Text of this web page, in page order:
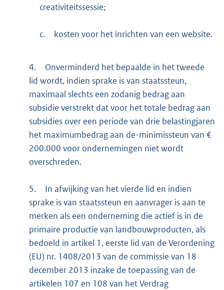
creativiteitssessie;
c. kosten voor het inrichten van een website.
4.
Onverminderd het bepaalde in het tweede
lid wordt, indien sprake is van staatssteun,
maximaal slechts een zodanig bedrag aan
subsidie verstrekt dat voor het totale bedrag aan
subsidies over een periode van drie belastingjaren
het maximumbedrag aan de-minimissteun van €
200.000 voor ondernemingen niet wordt
overschreden.
5.
In afwijking van het vierde lid en indien
sprake is van staatssteun en aanvrager is aan te
merken als een onderneming die actief is in de
primaire productie van landbouwproducten, als
bedoeld in artikel 1, eerste lid van de Verordening
(EU) nr. 1408/2013 van de commissie van 18
december 2013 inzake de toepassing van de
artikelen 107 en 108 van het Verdrag